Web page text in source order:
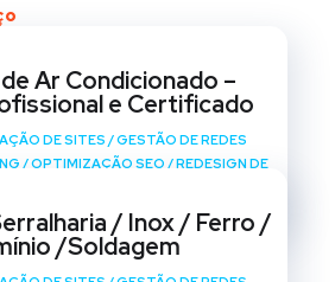
Ar Condicionado –
e Certificado
DE SITES /GESTÃO DE REDES
/OPTIMIZAÇÃO SEO /REDESIGN DE
/ Inox / Ferro /
/Soldagem